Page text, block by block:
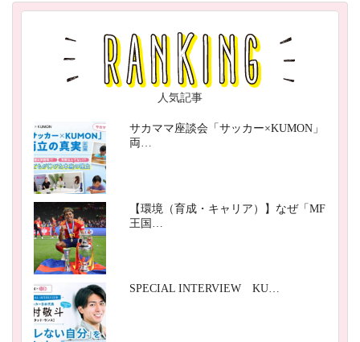
人気記事
サカママ座談会「サッカー×KUMON」
両…
【環境（育成・キャリア）】なぜ「MF
王国…
SPECIAL INTERVIEW KU…